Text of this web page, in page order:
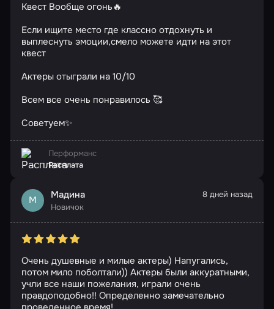
Квест Вообще огонь🔥
Если ищите место где классно отдохнуть и
выплеснуть эмоции,смело можете идти на этот
квест
Актеры отыграли на 10/10
Всем все очень понравилось 🥰
Советуем✨
Перформанс
Расплата
М Мадина
Новичок
8 дней назад
Очень душевные и милые актеры) Напугались,
потом мило поболтали)) Актеры были аккуратными,
учли все наши пожелания, играли очень
правдоподобно!! Определенно замечательно